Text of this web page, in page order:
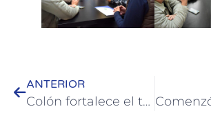
ANTERIOR
Colón fortalece el trabajo conjunto con UNER y COFAER en la campaña de recolección de medicamentos vencidos